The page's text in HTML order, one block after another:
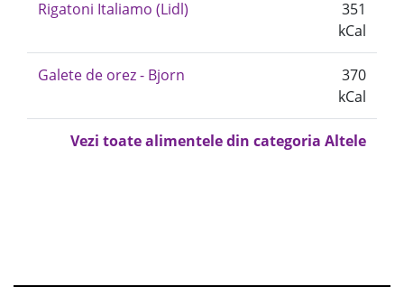
Rigatoni Italiamo (Lidl)
351
kCal
Galete de orez - Bjorn
370
kCal
Vezi toate alimentele din categoria Altele